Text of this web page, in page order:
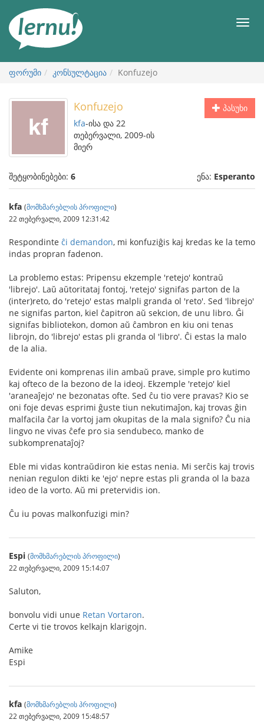
ნახვა
მენიუ
ფორუმი კონსულტაცია Konfuzejo
პასუხი
Konfuzejo
kfa-ისა და 22
თებერვალი, 2009-ის
მიერ
შეტყობინებები: 6 ენა: Esperanto
kfa (მომხმარებლის პროფილი)
22 თებერვალი, 2009 12:31:42
Respondinte ĉi demandon, mi konfuziĝis kaj kredas ke la temo
indas propran fadenon.
La problemo estas: Pripensu ekzemple 'retejo' kontraŭ
'librejo'. Laŭ aŭtoritataj fontoj, 'retejo' signifas parton de la
(inter)reto, do 'retejo' estas malpli granda ol 'reto'. Sed 'librejo'
ne signifas parton, kiel ĉapitron aŭ sekcion, de unu libro. Ĝi
signifas bibliotekon, domon aŭ ĉambron en kiu oni tenas
librojn, do 'librejo' estas pli granda ol 'libro'. Ĉi estas la malo
de la alia.
Evidente oni komprenas ilin ambaŭ prave, simple pro kutimo
kaj ofteco de la bezono de la ideoj. Ekzemple 'retejo' kiel
'araneaĵejo' ne bezonatas ofte. Sed ĉu tio vere pravas? Kio se
oni foje devas esprimi ĝuste tiun nekutimaĵon, kaj trovas ĝin
malfacila ĉar la vortoj jam okupitas de la mala signifo? Ĉu nia
lingvo ne vivas ĉefe pro sia sendubeco, manko de
subkomprenataĵoj?
Eble mi vidas kontraŭdiron kie estas nenia. Mi serĉis kaj trovis
nenian regulon dikti ke 'ejo' nepre estas pli granda ol la baza
ideo de la vorto. Aŭ mi pretervidis ion.
Ĉu iu povas malkonfuzigi min?
Espi (მომხმარებლის პროფილი)
22 თებერვალი, 2009 15:14:07
Saluton,
bonvolu vidi unue Retan Vortaron.
Certe vi tie trovos kelkajn klarigojn.
Amike
Espi
kfa (მომხმარებლის პროფილი)
22 თებერვალი, 2009 15:48:57